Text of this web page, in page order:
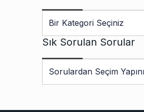
Sık Sorulan Sorular